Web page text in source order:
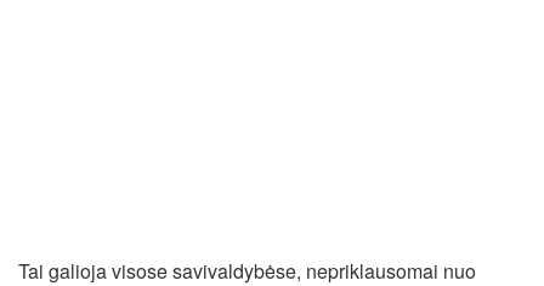
Tai galioja visose savivaldybėse, nepriklausomai nuo